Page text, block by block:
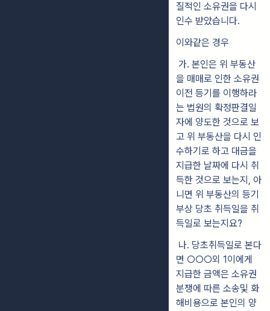
질적인 소유권을 다시
인수 받았습니다.
이와같은 경우
가. 본인은 위 부동산
을 매매로 인한 소유권
이전 등기를 이행하라
는 법원의 확정판결일
자에 양도한 것으로 보
고 위 부동산을 다시 인
수하기로 하고 대금을
지급한 날짜에 다시 취
득한 것으로 보는지, 아
니면 위 부동산의 등기
부상 당초 취득일을 취
득일로 보는지요?
나. 당초취득일로 본다
면 ○○○외 1이에게
지급한 금액은 소유권
분쟁에 따른 소송및 화
해비용으로 본인의 양